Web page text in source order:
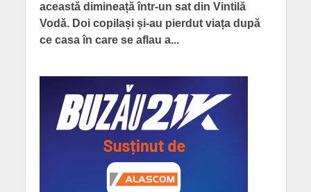
această dimineață într-un sat din Vintilă
Vodă. Doi copilași și-au pierdut viața după
ce casa în care se aflau a...